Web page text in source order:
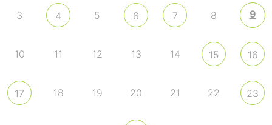
3 4 5 6 7 8 9
10 11 12 13 14 15 16
17 18 19 20 21 22 23